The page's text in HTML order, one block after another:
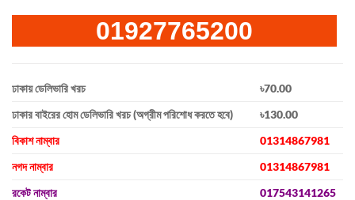
01927765200
ঢাকায় ডেলিভারি খরচ
৳70.00
ঢাকার বাইরের হোম ডেলিভারি খরচ (অগ্রীম পরিশোধ করতে হবে)
৳130.00
বিকাশ নাম্বার
01314867981
নগদ নাম্বার
01314867981
রকেট নাম্বার
017543141265